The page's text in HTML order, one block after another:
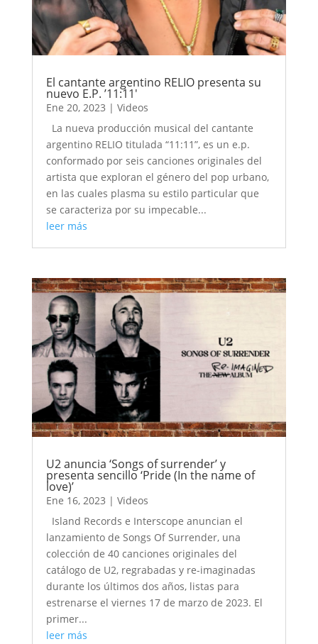
El cantante argentino RELIO presenta su
nuevo E.P. ’11:11′
Ene 20, 2023 | Videos
La nueva producción musical del cantante
argentino RELIO titulada “11:11”, es un e.p.
conformado por seis canciones originales del
artista que exploran el género del pop urbano,
en las cuales plasma su estilo particular que
se caracteriza por su impecable...
leer más
U2 anuncia ‘Songs of surrender’ y
presenta sencillo ‘Pride (In the name of
love)’
Ene 16, 2023 | Videos
Island Records e Interscope anuncian el
lanzamiento de Songs Of Surrender, una
colección de 40 canciones originales del
catálogo de U2, regrabadas y re-imaginadas
durante los últimos dos años, listas para
estrenarse el viernes 17 de marzo de 2023. El
primer...
leer más